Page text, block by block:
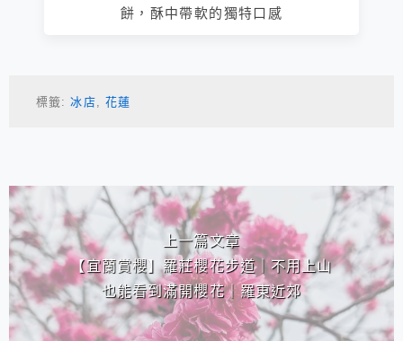
餅，酥中帶軟的獨特口感
標籤:冰店 花蓮
相連文章
上一篇文章
【宜蘭賞櫻】羅莊櫻花步道｜不用上山
也能看到滿開櫻花｜羅東近郊